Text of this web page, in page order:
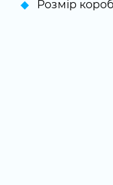
Розмір